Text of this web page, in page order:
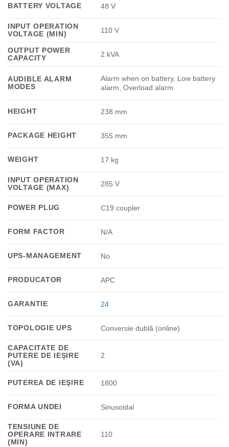
BATTERY VOLTAGE 48 V
INPUT OPERATION
VOLTAGE (MIN)
110 V
OUTPUT POWER
CAPACITY
2 kVA
AUDIBLE ALARM
MODES
Alarm when on battery, Low battery
alarm, Overload alarm
HEIGHT 238 mm
PACKAGE HEIGHT 355 mm
WEIGHT 17 kg
INPUT OPERATION
VOLTAGE (MAX)
285 V
POWER PLUG C19 coupler
FORM FACTOR N/A
UPS-MANAGEMENT No
PRODUCATOR APC
GARANTIE 24
TOPOLOGIE UPS Conversie dublă (online)
CAPACITATE DE
PUTERE DE IEŞIRE
(VA)
2
PUTEREA DE IEŞIRE 1800
FORMA UNDEI Sinusoidal
TENSIUNE DE
OPERARE INTRARE
(MIN)
110